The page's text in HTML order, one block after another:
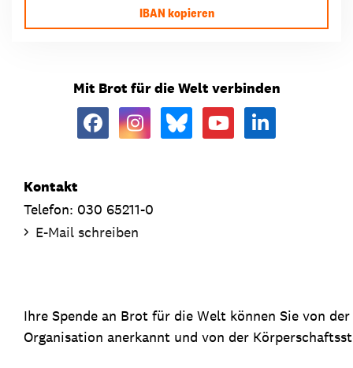
IBAN kopieren
Mit Brot für die Welt verbinden
Kontakt
Telefon: 030 65211-0
E-Mail schreiben
Ihre Spende an Brot für die Welt können Sie von
Organisation anerkannt und von der